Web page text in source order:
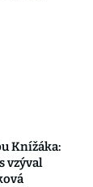
Knížáka:
vzýval